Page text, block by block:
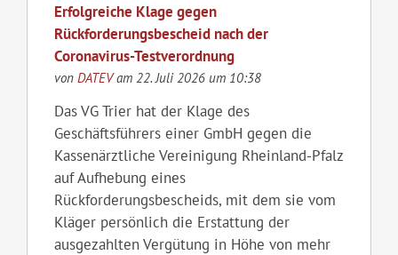
Erfolgreiche Klage gegen
Rückforderungsbescheid nach der
Coronavirus-Testverordnung
von DATEVam 22. Juli 2026 um 10:38
Das VG Trier hat der Klage des
Geschäftsführers einer GmbH gegen die
Kassenärztliche Vereinigung Rheinland-Pfalz
auf Aufhebung eines
Rückforderungsbescheids, mit dem sie vom
Kläger persönlich die Erstattung der
ausgezahlten Vergütung in Höhe von mehr